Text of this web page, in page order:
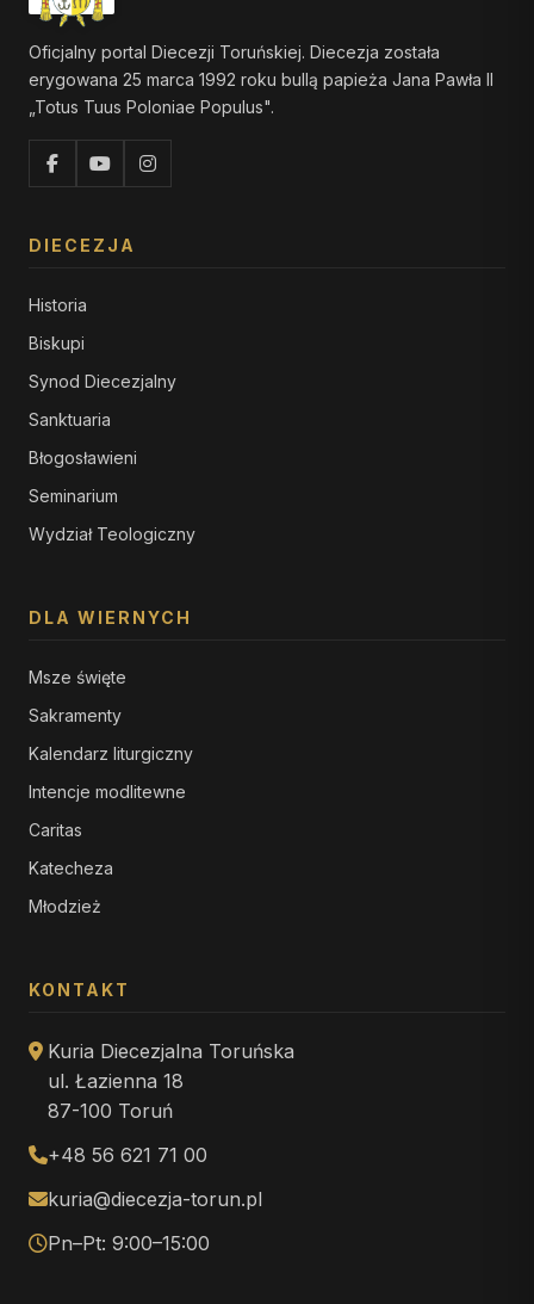
Oficjalny portal Diecezji Toruńskiej. Diecezja została
erygowana 25 marca 1992 roku bullą papieża Jana Pawła II
„Totus Tuus Poloniae Populus".
DIECEZJA
Historia
Biskupi
Synod Diecezjalny
Sanktuaria
Błogosławieni
Seminarium
Wydział Teologiczny
DLA WIERNYCH
Msze święte
Sakramenty
Kalendarz liturgiczny
Intencje modlitewne
Caritas
Katecheza
Młodzież
KONTAKT
Kuria Diecezjalna Toruńska
ul. Łazienna 18
87-100 Toruń
+48 56 621 71 00
kuria@diecezja-torun.pl
Pn–Pt: 9:00–15:00